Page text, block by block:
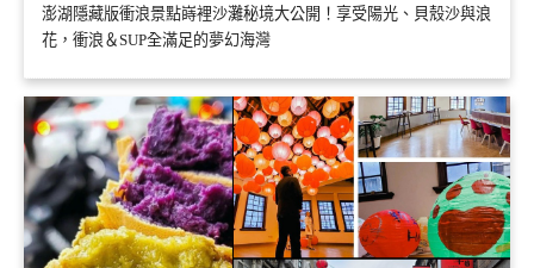
澎湖隱藏版衝浪景點嵵裡沙灘秘境大公開！享受陽光、貝殼沙與浪
花，衝浪＆SUP全滿足的夢幻海灣